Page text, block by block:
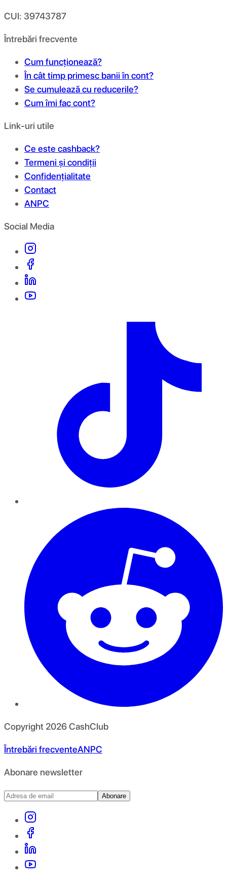
CUI: 39743787
Întrebări frecvente
Cum funcționează?
În cât timp primesc banii în cont?
Se cumulează cu reducerile?
Cum îmi fac cont?
Link-uri utile
Ce este cashback?
Termeni și condiții
Confidențialitate
Contact
ANPC
Social Media
Copyright 2026CashClub
Întrebări frecventeANPC
Abonare newsletter
Abonare